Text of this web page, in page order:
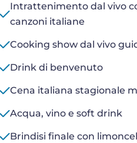
Intrattenimento dal vivo
canzoni italiane
Cooking show dal vivo
Drink di benvenuto
Cena italiana stagionale
Acqua, vino e soft drink
Brindisi finale con